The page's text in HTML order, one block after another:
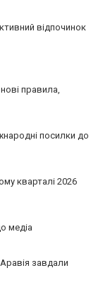
відпочинок
правила,
посилки до
кварталі 2026
медіа
завдали